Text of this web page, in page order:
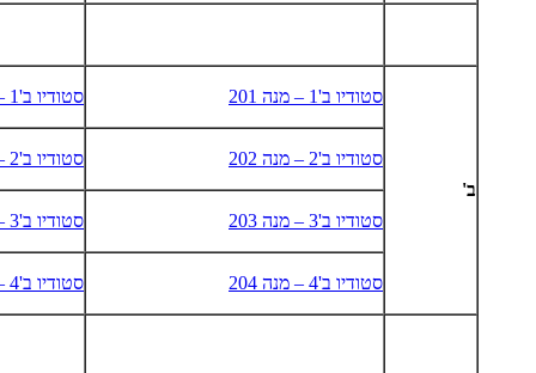
ב'
סטודיו ב'1 – מנה 201 סטודיו ב'1 – מנה 201
סטודיו ב'2 – מנה 202 סטודיו ב'2 – מנה 202
סטודיו ב'3 – מנה 203 סטודיו ב'3 – מנה 203
סטודיו ב'4 – מנה 204 סטודיו ב'4 – מנה 204